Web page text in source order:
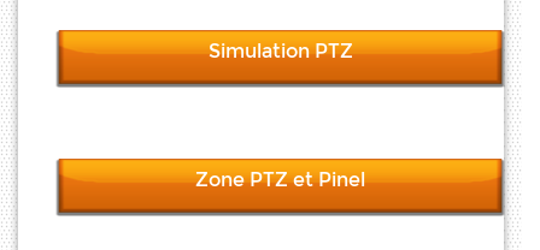
Simulation PTZ
Zone PTZ et Pinel